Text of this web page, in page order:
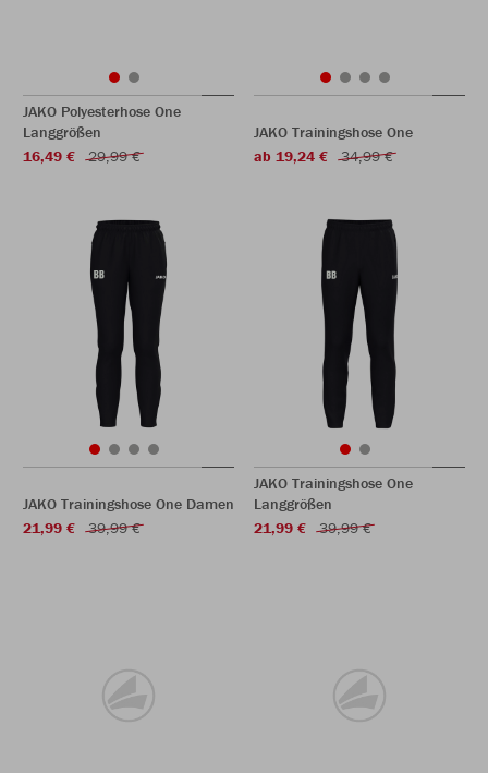
JAKO Polyesterhose One
Langgrößen
16,49 €
29,99 €
JAKO Trainingshose One
ab 19,24 €
34,99 €
JAKO Trainingshose One Damen
21,99 €
39,99 €
JAKO Trainingshose One
Langgrößen
21,99 €
39,99 €